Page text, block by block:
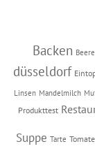
Backen
düsseldorf
Linsen Mandelmilch
Produkttest
Suppe Tarte